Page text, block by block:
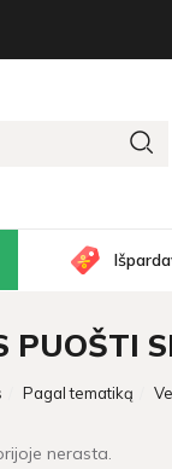
PUOŠTI
Pagal tematiką
nerasta.